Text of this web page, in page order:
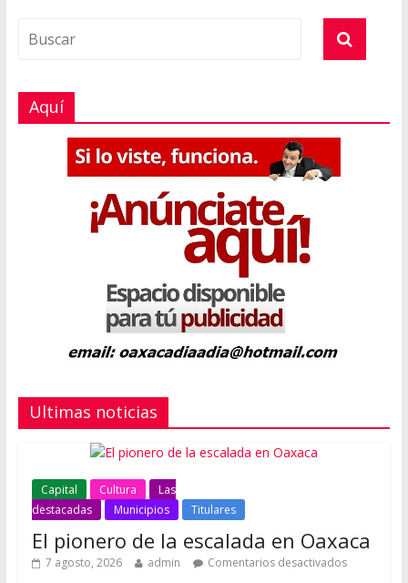
Aquí
Ultimas noticias
Capital Cultura
Las
destacadas
Municipios Titulares
El pionero de la escalada en Oaxaca
7 agosto, 2026 admin Comentarios desactivados